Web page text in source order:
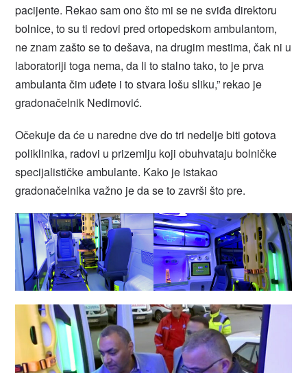
pacijente. Rekao sam ono što mi se ne sviđa direktoru
bolnice, to su ti redovi pred ortopedskom ambulantom,
ne znam zašto se to dešava, na drugim mestima, čak ni u
laboratoriji toga nema, da li to stalno tako, to je prva
ambulanta čim uđete i to stvara lošu sliku,” rekao je
gradonačelnik Nedimović.
Očekuje da će u naredne dve do tri nedelje biti gotova
poliklinika, radovi u prizemlju koji obuhvataju bolničke
specijalističke ambulante. Kako je istakao
gradonačelnika važno je da se to završi što pre.